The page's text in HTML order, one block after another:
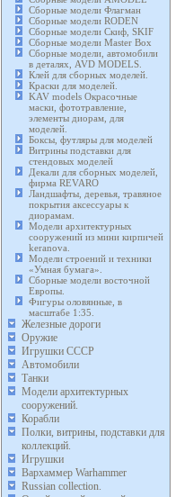
Сборные модели Флагман
Сборные модели RODEN
Сборные модели Скиф, SKIF
Сборные модели Master Box
Сборные модели, автомобили
в деталях, AVD MODELS.
Клей для сборных моделей.
Краски для моделей.
KAV models Окрасочные
маски, фототравление,
элементы диорам, для
моделей.
Боксы, футляры для моделей
Витрины подставки для
стендовых моделей
Декали для сборных моделей,
фирма REVARO
Ландшафты, деревья, травяное
покрытия аксессуары к
диорамам.
Модели архитектурных
сооружений из мини кирпичей
keranova.
Модели строений и техники
«Умная бумага».
Сборные модели восточной
Европы.
Фигуры оловянные, в
масштабе 1:35.
Железные дороги
Оружие
Игрушки СССР
Автомобили
Танки
Модели архитектурных
сооружений.
Корабли
Полки, витрины, подставки для
коллекций.
Игрушки
Вархаммер Warhammer
Russian collection.